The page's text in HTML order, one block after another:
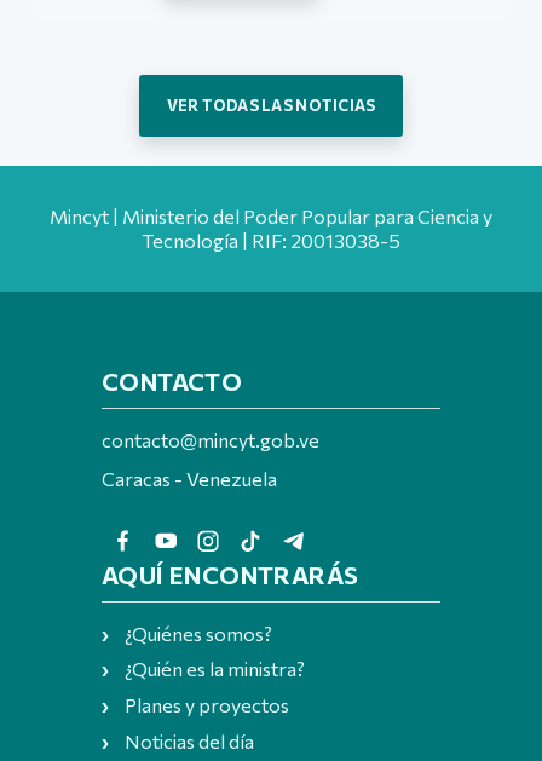
VER TODAS LAS NOTICIAS
Mincyt | Ministerio del Poder Popular para Ciencia y
Tecnología | RIF: 20013038-5
CONTACTO
contacto@mincyt.gob.ve
Caracas - Venezuela
AQUÍ ENCONTRARÁS
¿Quiénes somos?
¿Quién es la ministra?
Planes y proyectos
Noticias del día